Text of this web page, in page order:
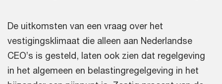
De uitkomsten van een vraag over het
vestigingsklimaat die alleen aan Nederlandse
CEO’s is gesteld, laten ook zien dat regelgeving
in het algemeen en belastingregelgeving in het